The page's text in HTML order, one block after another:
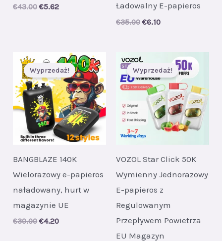
€43.00 Original
€5.62Current
Ładowalny E-papieros
€35.00 Original
€6.10Current
Wyprzedaż!
BANGBLAZE 140K
Wielorazowy e-papieros
naładowany, hurt w
magazynie UE
€30.00 Original
€4.20Current
Wyprzedaż!
VOZOL Star Click 50K
Wymienny Jednorazowy
E-papieros z
Regulowanym
Przepływem Powietrza
EU Magazyn